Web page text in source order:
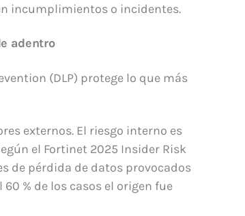
incumplimientos o incidentes.
adentro
(DLP) protege lo que más
externos. El riesgo interno es
el Fortinet 2025 Insider Risk
de pérdida de datos provocados
% de los casos el origen fue